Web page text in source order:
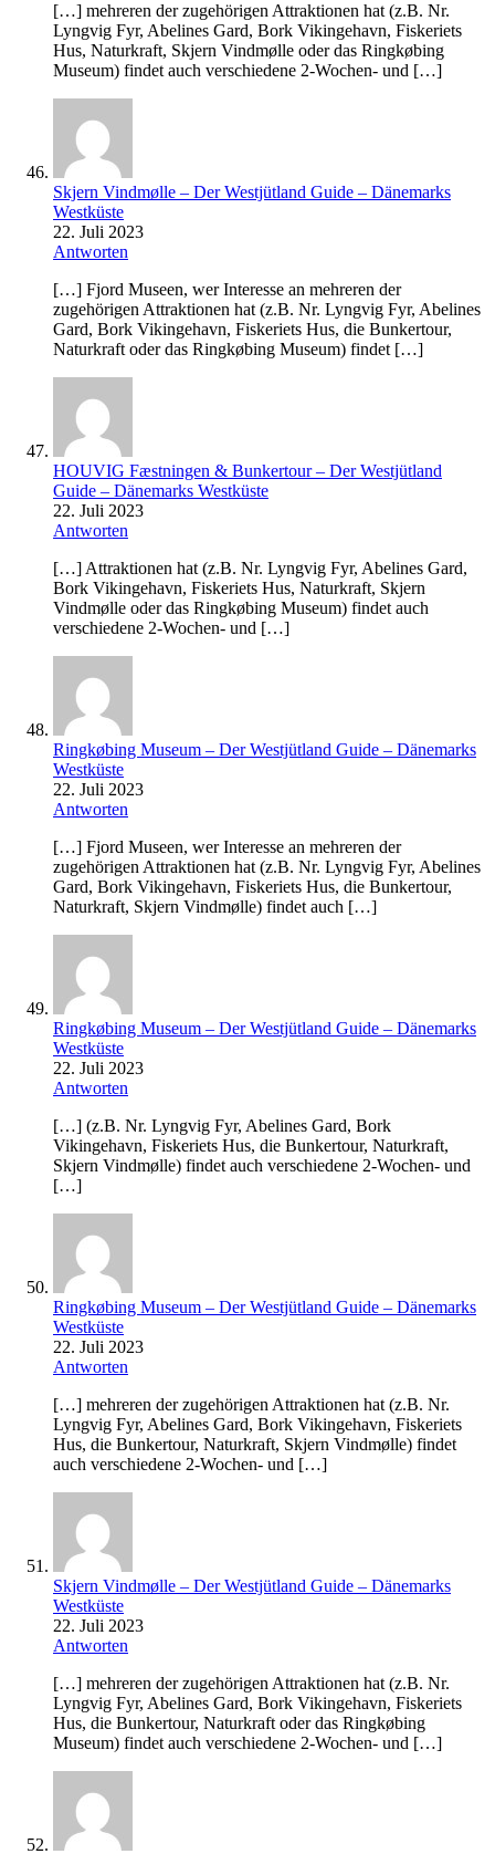
[…] mehreren der zugehörigen Attraktionen hat (z.B. Nr.
Lyngvig Fyr, Abelines Gard, Bork Vikingehavn, Fiskeriets
Hus, Naturkraft, Skjern Vindmølle oder das Ringkøbing
Museum) findet auch verschiedene 2-Wochen- und […]
Skjern Vindmølle – Der Westjütland Guide – Dänemarks
Westküste
22. Juli 2023
Antworten
[…] Fjord Museen, wer Interesse an mehreren der
zugehörigen Attraktionen hat (z.B. Nr. Lyngvig Fyr, Abelines
Gard, Bork Vikingehavn, Fiskeriets Hus, die Bunkertour,
Naturkraft oder das Ringkøbing Museum) findet […]
HOUVIG Fæstningen & Bunkertour – Der Westjütland
Guide – Dänemarks Westküste
22. Juli 2023
Antworten
[…] Attraktionen hat (z.B. Nr. Lyngvig Fyr, Abelines Gard,
Bork Vikingehavn, Fiskeriets Hus, Naturkraft, Skjern
Vindmølle oder das Ringkøbing Museum) findet auch
verschiedene 2-Wochen- und […]
Ringkøbing Museum – Der Westjütland Guide – Dänemarks
Westküste
22. Juli 2023
Antworten
[…] Fjord Museen, wer Interesse an mehreren der
zugehörigen Attraktionen hat (z.B. Nr. Lyngvig Fyr, Abelines
Gard, Bork Vikingehavn, Fiskeriets Hus, die Bunkertour,
Naturkraft, Skjern Vindmølle) findet auch […]
Ringkøbing Museum – Der Westjütland Guide – Dänemarks
Westküste
22. Juli 2023
Antworten
[…] (z.B. Nr. Lyngvig Fyr, Abelines Gard, Bork
Vikingehavn, Fiskeriets Hus, die Bunkertour, Naturkraft,
Skjern Vindmølle) findet auch verschiedene 2-Wochen- und
[…]
Ringkøbing Museum – Der Westjütland Guide – Dänemarks
Westküste
22. Juli 2023
Antworten
[…] mehreren der zugehörigen Attraktionen hat (z.B. Nr.
Lyngvig Fyr, Abelines Gard, Bork Vikingehavn, Fiskeriets
Hus, die Bunkertour, Naturkraft, Skjern Vindmølle) findet
auch verschiedene 2-Wochen- und […]
Skjern Vindmølle – Der Westjütland Guide – Dänemarks
Westküste
22. Juli 2023
Antworten
[…] mehreren der zugehörigen Attraktionen hat (z.B. Nr.
Lyngvig Fyr, Abelines Gard, Bork Vikingehavn, Fiskeriets
Hus, die Bunkertour, Naturkraft oder das Ringkøbing
Museum) findet auch verschiedene 2-Wochen- und […]